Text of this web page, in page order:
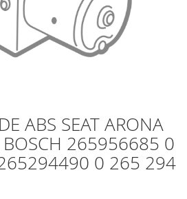
ABS SEAT ARONA
265956685 0
0 265 294